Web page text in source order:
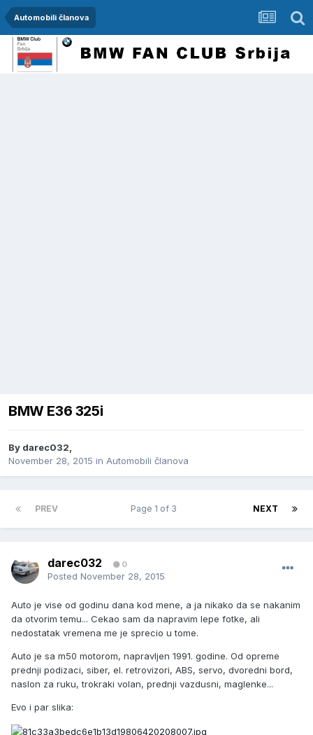
Automobili članova
BMW E36 325i
By darec032,
November 28, 2015 in Automobili članova
PREV NEXT
Page 1 of 3
darec032 0
Posted November 28, 2015
Auto je vise od godinu dana kod mene, a ja nikako da se nakanim
da otvorim temu... Cekao sam da napravim lepe fotke, ali
nedostatak vremena me je sprecio u tome.
Auto je sa m50 motorom, napravljen 1991. godine. Od opreme
prednji podizaci, siber, el. retrovizori, ABS, servo, dvoredni bord,
naslon za ruku, trokraki volan, prednji vazdusni, maglenke...
Evo i par slika: